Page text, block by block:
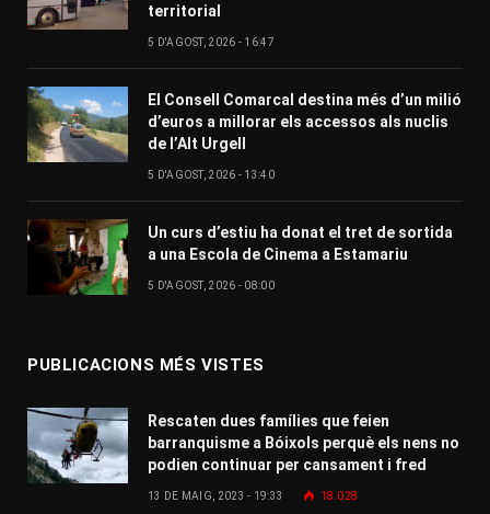
territorial
5 D'AGOST, 2026 - 16:47
El Consell Comarcal destina més d’un milió
d’euros a millorar els accessos als nuclis
de l’Alt Urgell
5 D'AGOST, 2026 - 13:40
Un curs d’estiu ha donat el tret de sortida
a una Escola de Cinema a Estamariu
5 D'AGOST, 2026 - 08:00
PUBLICACIONS MÉS VISTES
Rescaten dues famílies que feien
barranquisme a Bóixols perquè els nens no
podien continuar per cansament i fred
13 DE MAIG, 2023 - 19:33 18.028